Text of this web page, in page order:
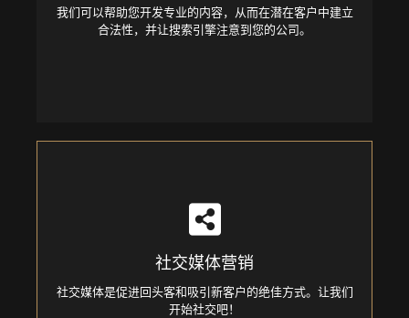
我们可以帮助您开发专业的内容，从而在潜在客户中建立
合法性，并让搜索引擎注意到您的公司。
gets search engines to notice your company.
社交媒体营销
社交媒体是促进回头客和吸引新客户的绝佳方式。让我们
开始社交吧！
Social Media Marketing
Social media is a great way to promote repeat business